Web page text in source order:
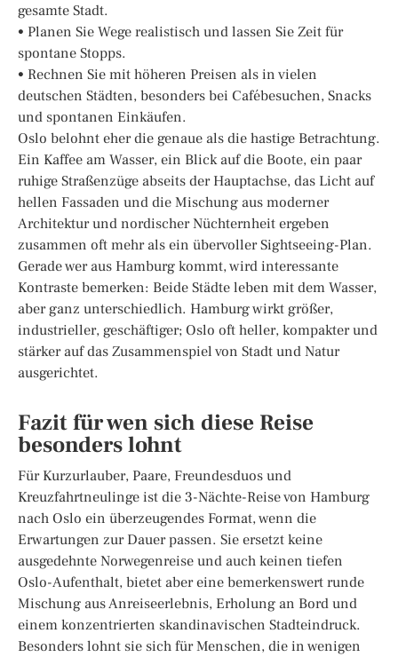
gesamte Stadt.
• Planen Sie Wege realistisch und lassen Sie Zeit für
spontane Stopps.
• Rechnen Sie mit höheren Preisen als in vielen
deutschen Städten, besonders bei Cafébesuchen, Snacks
und spontanen Einkäufen.
Oslo belohnt eher die genaue als die hastige Betrachtung.
Ein Kaffee am Wasser, ein Blick auf die Boote, ein paar
ruhige Straßenzüge abseits der Hauptachse, das Licht auf
hellen Fassaden und die Mischung aus moderner
Architektur und nordischer Nüchternheit ergeben
zusammen oft mehr als ein übervoller Sightseeing-Plan.
Gerade wer aus Hamburg kommt, wird interessante
Kontraste bemerken: Beide Städte leben mit dem Wasser,
aber ganz unterschiedlich. Hamburg wirkt größer,
industrieller, geschäftiger; Oslo oft heller, kompakter und
stärker auf das Zusammenspiel von Stadt und Natur
ausgerichtet.
Fazit für wen sich diese Reise
besonders lohnt
Für Kurzurlauber, Paare, Freundesduos und
Kreuzfahrtneulinge ist die 3-Nächte-Reise von Hamburg
nach Oslo ein überzeugendes Format, wenn die
Erwartungen zur Dauer passen. Sie ersetzt keine
ausgedehnte Norwegenreise und auch keinen tiefen
Oslo-Aufenthalt, bietet aber eine bemerkenswert runde
Mischung aus Anreiseerlebnis, Erholung an Bord und
einem konzentrierten skandinavischen Stadteindruck.
Besonders lohnt sie sich für Menschen, die in wenigen